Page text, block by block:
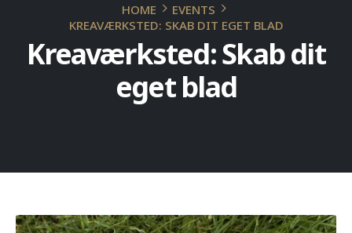
HOME
EVENTS
KREAVÆRKSTED: SKAB DIT EGET BLAD
Kreaværksted: Skab dit
eget blad